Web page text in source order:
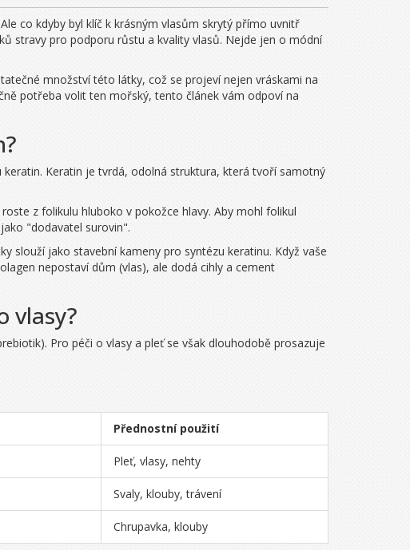
co kdyby byl klíč k krásným vlasům skrytý přímo uvnitř
stravy pro podporu růstu a kvality vlasů. Nejde jen o módní
množství této látky, což se projeví nejen vráskami na
potřeba volit ten mořský, tento článek vám odpoví na
keratin. Keratin je tvrdá, odolná struktura, která tvoří samotný
z folikulu hluboko v pokožce hlavy. Aby mohl folikul
"dodavatel surovin".
slouží jako stavební kameny pro syntézu keratinu. Když vaše
nepostaví dům (vlas), ale dodá cihly a cement
vlasy?
Pro péči o vlasy a pleť se však dlouhodobě prosazuje
Přednostní použití
Pleť, vlasy, nehty
Svaly, klouby, trávení
Chrupavka, klouby